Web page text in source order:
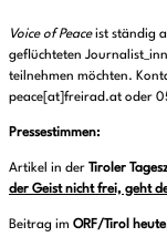
Voice of Peaceist ständig
geflüchteten
teilnehmen möchten.
peace[at]freirad.at oder
Pressestimmen:
Artikel in der Tiroler
der Geist nicht frei, geht
Beitrag im ORF/Tirol heute